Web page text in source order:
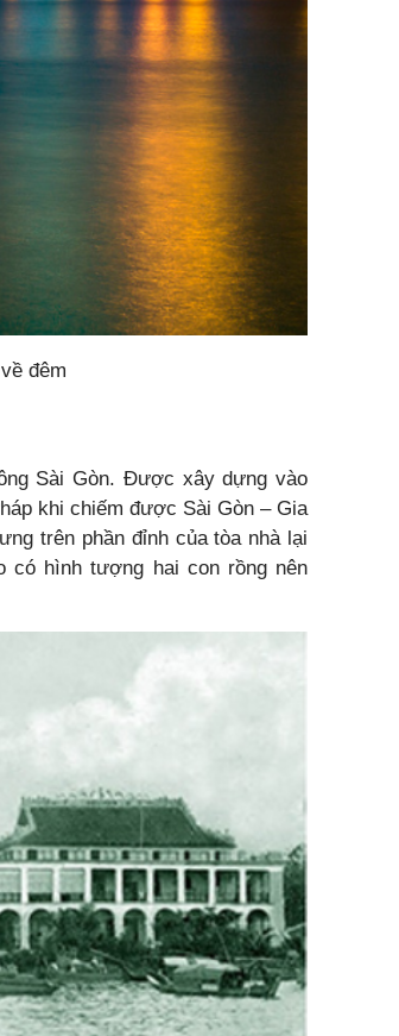
đêm
Sài Gòn. Được xây dựng vào
khi chiếm được Sài Gòn – Gia
trên phần đỉnh của tòa nhà lại
có hình tượng hai con rồng nên